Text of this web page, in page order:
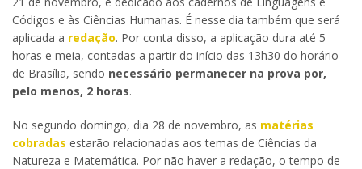
Códigos e às Ciências Humanas. É nesse dia também que será
aplicada a redação. Por conta disso, a aplicação dura até 5
horas e meia, contadas a partir do início das 13h30 do horário
de Brasília, sendo necessário permanecer na prova por,
pelo menos, 2 horas.
No segundo domingo, dia 28 de novembro, as matérias
cobradas estarão relacionadas aos temas de Ciências da
Natureza e Matemática. Por não haver a redação, o tempo de